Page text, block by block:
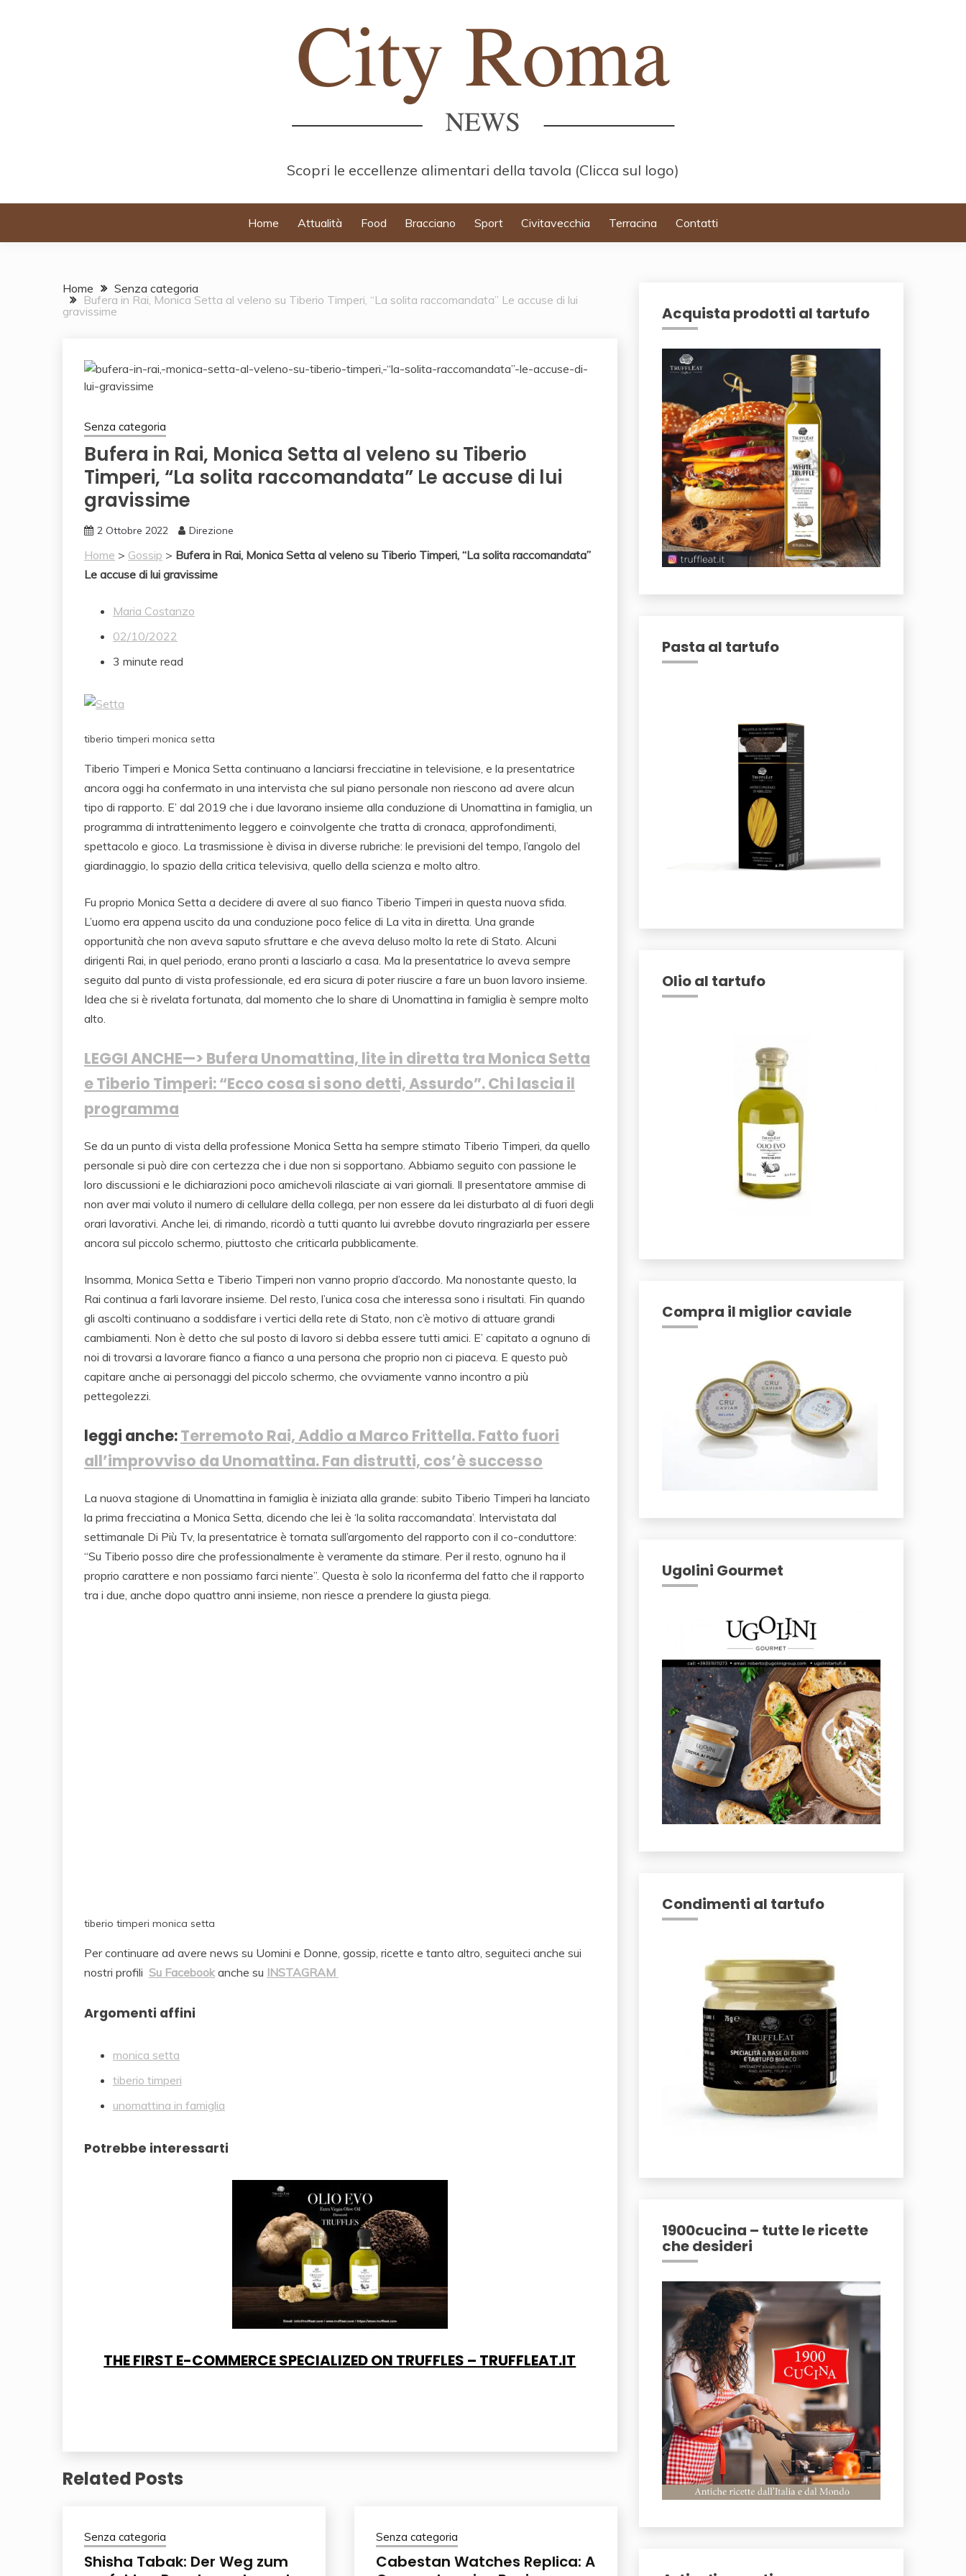
Scopri le eccellenze alimentari della tavola (Clicca sul logo)
Home Attualità Food Bracciano Sport Civitavecchia Terracina Contatti
Home
Senza categoria
Bufera in Rai, Monica Setta al veleno su Tiberio Timperi, “La solita raccomandata” Le accuse di lui
gravissime
Senza categoria
Bufera in Rai, Monica Setta al veleno su Tiberio
Timperi, “La solita raccomandata” Le accuse di lui
gravissime
2 Ottobre 2022 Direzione
Home > Gossip > Bufera in Rai, Monica Setta al veleno su Tiberio Timperi, “La solita raccomandata”
Le accuse di lui gravissime
Maria Costanzo
02/10/2022
3 minute read
tiberio timperi monica setta
Tiberio Timperi e Monica Setta continuano a lanciarsi frecciatine in televisione, e la presentatrice
ancora oggi ha confermato in una intervista che sul piano personale non riescono ad avere alcun
tipo di rapporto. E’ dal 2019 che i due lavorano insieme alla conduzione di Unomattina in famiglia, un
programma di intrattenimento leggero e coinvolgente che tratta di cronaca, approfondimenti,
spettacolo e gioco. La trasmissione è divisa in diverse rubriche: le previsioni del tempo, l’angolo del
giardinaggio, lo spazio della critica televisiva, quello della scienza e molto altro.
Fu proprio Monica Setta a decidere di avere al suo fianco Tiberio Timperi in questa nuova sfida.
L’uomo era appena uscito da una conduzione poco felice di La vita in diretta. Una grande
opportunità che non aveva saputo sfruttare e che aveva deluso molto la rete di Stato. Alcuni
dirigenti Rai, in quel periodo, erano pronti a lasciarlo a casa. Ma la presentatrice lo aveva sempre
seguito dal punto di vista professionale, ed era sicura di poter riuscire a fare un buon lavoro insieme.
Idea che si è rivelata fortunata, dal momento che lo share di Unomattina in famiglia è sempre molto
alto.
LEGGI ANCHE—> Bufera Unomattina, lite in diretta tra Monica Setta
e Tiberio Timperi: “Ecco cosa si sono detti, Assurdo”. Chi lascia il
programma
Se da un punto di vista della professione Monica Setta ha sempre stimato Tiberio Timperi, da quello
personale si può dire con certezza che i due non si sopportano. Abbiamo seguito con passione le
loro discussioni e le dichiarazioni poco amichevoli rilasciate ai vari giornali. Il presentatore ammise di
non aver mai voluto il numero di cellulare della collega, per non essere da lei disturbato al di fuori degli
orari lavorativi. Anche lei, di rimando, ricordò a tutti quanto lui avrebbe dovuto ringraziarla per essere
ancora sul piccolo schermo, piuttosto che criticarla pubblicamente.
Insomma, Monica Setta e Tiberio Timperi non vanno proprio d’accordo. Ma nonostante questo, la
Rai continua a farli lavorare insieme. Del resto, l’unica cosa che interessa sono i risultati. Fin quando
gli ascolti continuano a soddisfare i vertici della rete di Stato, non c’è motivo di attuare grandi
cambiamenti. Non è detto che sul posto di lavoro si debba essere tutti amici. E’ capitato a ognuno di
noi di trovarsi a lavorare fianco a fianco a una persona che proprio non ci piaceva. E questo può
capitare anche ai personaggi del piccolo schermo, che ovviamente vanno incontro a più
pettegolezzi.
leggi anche:Terremoto Rai, Addio a Marco Frittella. Fatto fuori
all’improvviso da Unomattina. Fan distrutti, cos’è successo
La nuova stagione di Unomattina in famiglia è iniziata alla grande: subito Tiberio Timperi ha lanciato
la prima frecciatina a Monica Setta, dicendo che lei è ‘la solita raccomandata’. Intervistata dal
settimanale Di Più Tv, la presentatrice è tornata sull’argomento del rapporto con il co-conduttore:
“Su Tiberio posso dire che professionalmente è veramente da stimare. Per il resto, ognuno ha il
proprio carattere e non possiamo farci niente”. Questa è solo la riconferma del fatto che il rapporto
tra i due, anche dopo quattro anni insieme, non riesce a prendere la giusta piega.
tiberio timperi monica setta
Per continuare ad avere news su Uomini e Donne, gossip, ricette e tanto altro, seguiteci anche sui
nostri profili Su Facebook anche su INSTAGRAM
Argomenti affini
monica setta
tiberio timperi
unomattina in famiglia
Potrebbe interessarti
THE FIRST E-COMMERCE SPECIALIZED ON TRUFFLES – TRUFFLEAT.IT
Related Posts
Senza categoria
Shisha Tabak: Der Weg zum
Senza categoria
Cabestan Watches Replica: A
Acquista prodotti al tartufo
Pasta al tartufo
Olio al tartufo
Compra il miglior caviale
Ugolini Gourmet
Condimenti al tartufo
1900cucina – tutte le ricette
che desideri